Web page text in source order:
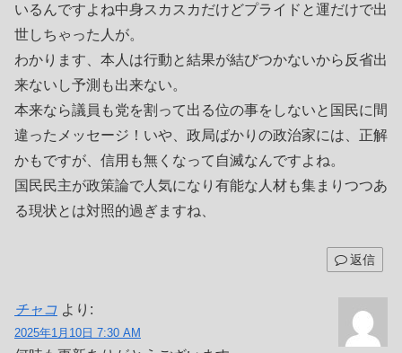
いるんですよね中身スカスカだけどプライドと運だけで出
世しちゃった人が。
わかります、本人は行動と結果が結びつかないから反省出
来ないし予測も出来ない。
本来なら議員も党を割って出る位の事をしないと国民に間
違ったメッセージ！いや、政局ばかりの政治家には、正解
かもですが、信用も無くなって自滅なんですよね。
国民民主が政策論で人気になり有能な人材も集まりつつあ
る現状とは対照的過ぎますね、
返信
チャコ より:
2025年1月10日 7:30 AM